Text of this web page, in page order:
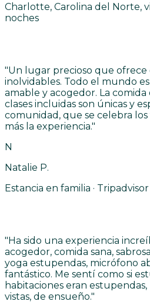
Charlotte, Carolina del Norte,
noches
"Un lugar precioso que ofrece
inolvidables. Todo el mundo
amable y acogedor. La
clases incluidas son únicas y
comunidad, que se celebra
más la experiencia."
N
Natalie P.
Estancia en familia · Tripadvisor
"Ha sido una experiencia
acogedor, comida sana,
yoga estupendas, micrófono
fantástico. Me sentí como si
habitaciones eran
vistas, de ensueño."